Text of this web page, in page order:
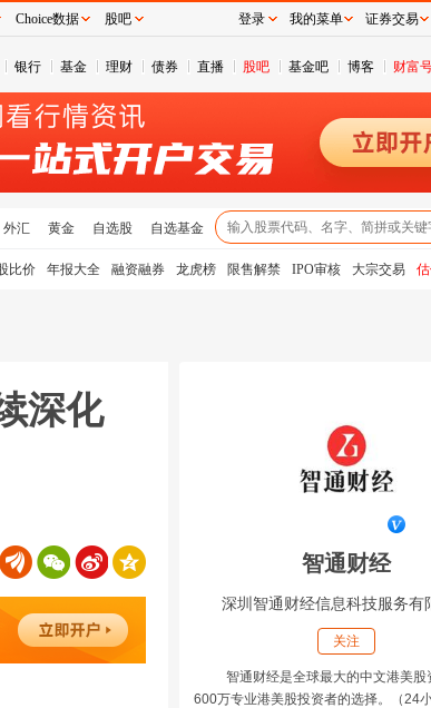
银行 基金 理财 债券 直播 股吧 基金吧 博客 财富
外汇 黄金 自选股 自选基金
比价 年报大全 融资融券 龙虎榜 限售解禁 IPO审核 大宗交易
深化
智通财经
深圳智通财经信息科技服务有
关注
智通财经是全球最大的中文港美股
600万专业港美股投资者的选择。（24
Choice数据 股吧 登录 我的菜单 证券交易